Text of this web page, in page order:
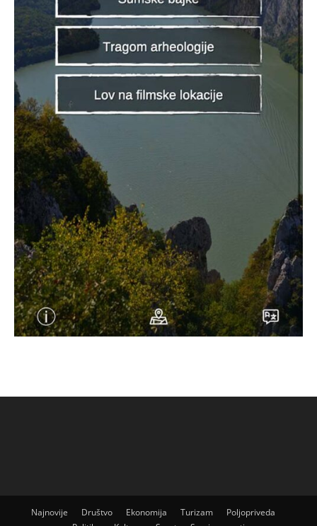
Najnovije Društvo Ekonomija Turizam
Poljopriveda